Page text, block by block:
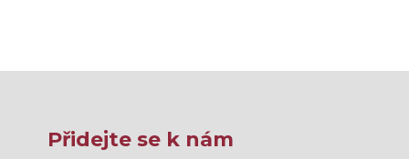
Přidejte se k nám